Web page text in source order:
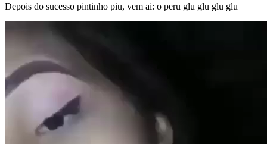
Depois do sucesso pintinho piu, vem ai: o peru glu glu glu glu